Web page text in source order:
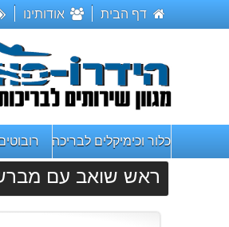
דף הבית אודותינו
כלור וכימיקלים לבריכה
ראש שואב עם